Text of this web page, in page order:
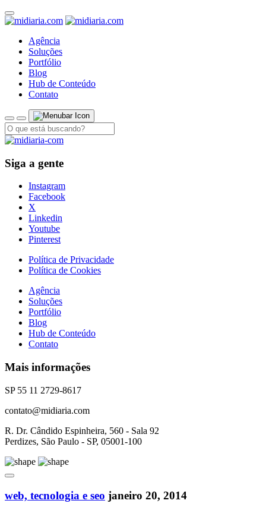
Agência
Soluções
Portfólio
Blog
Hub de Conteúdo
Contato
Siga a gente
Instagram
Facebook
X
Linkedin
Youtube
Pinterest
Política de Privacidade
Política de Cookies
Agência
Soluções
Portfólio
Blog
Hub de Conteúdo
Contato
Mais informações
SP 55 11 2729-8617
contato@midiaria.com
R. Dr. Cândido Espinheira, 560 - Sala 92
Perdizes, São Paulo - SP, 05001-100
web, tecnologia e seo janeiro 20, 2014